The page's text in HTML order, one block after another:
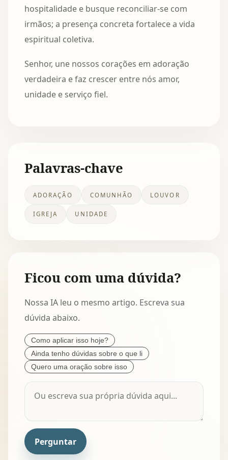
hospitalidade e busque reconciliar-se com
irmãos; a presença concreta fortalece a vida
espiritual coletiva.
Senhor, une nossos corações em adoração
verdadeira e faz crescer entre nós amor,
unidade e serviço fiel.
Palavras-chave
ADORAÇÃO COMUNHÃO LOUVOR
IGREJA UNIDADE
Ficou com uma dúvida?
Nossa IA leu o mesmo artigo. Escreva sua
dúvida abaixo.
Como aplicar isso hoje?
Ainda tenho dúvidas sobre o que li
Quero uma oração sobre isso
Perguntar